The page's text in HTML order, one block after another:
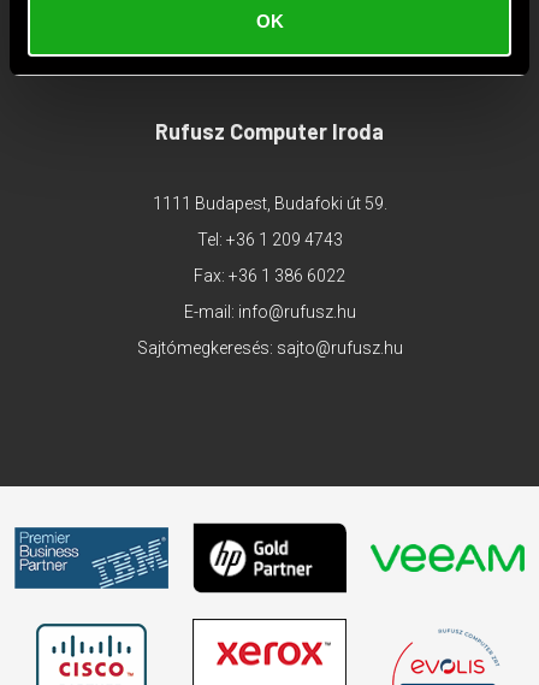
OK
Nyitva: Hétfő-Kedd 10-16; Szerda 10-18;
Csütörtök-Péntek 10-16 óráig
Rufusz Computer Iroda
1111 Budapest, Budafoki út 59.
Tel: +36 1 209 4743
Fax: +36 1 386 6022
E-mail: info@rufusz.hu
Sajtómegkeresés: sajto@rufusz.hu